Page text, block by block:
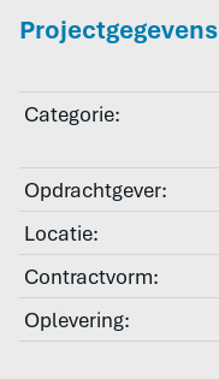
Projectgegevens
Categorie:
Opdrachtgever:
Locatie:
Contractvorm:
Oplevering: